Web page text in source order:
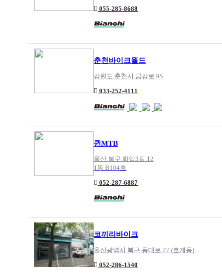
055-285-8688
춘천바이크월드
강원도 춘천시 금강로 95
033-252-4111
퀸MTB
울산 북구 화암3길 12
1동 B104호
052-287-6887
코끼리바이크
울산광역시 북구 동대로 27 (호계동)
052-286-1540